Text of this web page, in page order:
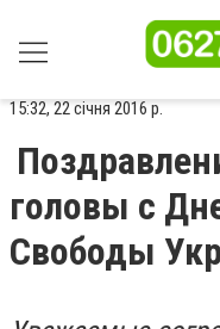
15:32, 22 січня 2016 р.
головы с
Свободы